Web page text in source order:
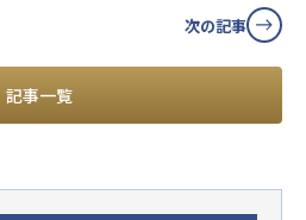
記事一覧
次の記事